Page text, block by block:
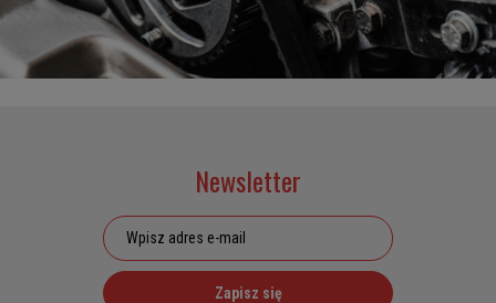
Newsletter
Zapisz się